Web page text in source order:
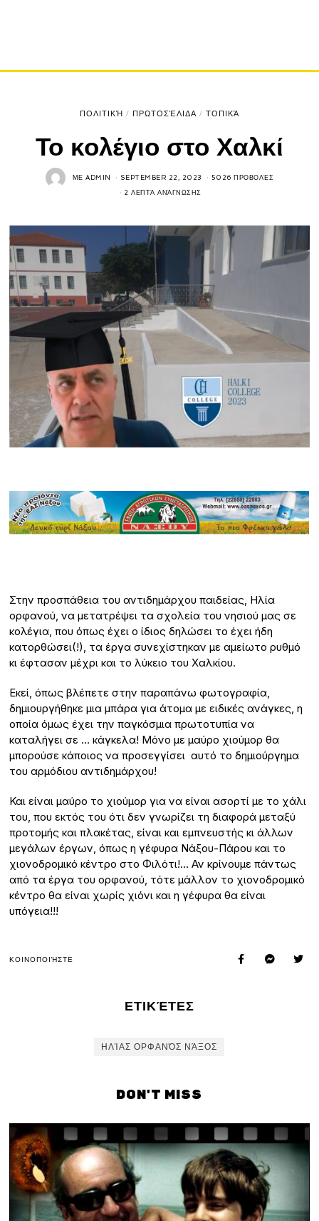
ΠΟΛΙΤΙΚΉ / ΠΡΩΤΟΣΈΛΙΔΑ / ΤΟΠΙΚΆ
Το κολέγιο στο Χαλκί
ΜΕADMIN SEPTEMBER 22, 2023 5026 ΠΡΟΒΟΛΈΣ
2 ΛΕΠΤΆ ΑΝΆΓΝΩΣΗΣ
Στην προσπάθεια του αντιδημάρχου παιδείας, Ηλία
ορφανού, να μετατρέψει τα σχολεία του νησιού μας σε
κολέγια, που όπως έχει ο ίδιος δηλώσει το έχει ήδη
κατορθώσει(!), τα έργα συνεχίστηκαν με αμείωτο ρυθμό
κι έφτασαν μέχρι και το λύκειο του Χαλκίου.
Εκεί, όπως βλέπετε στην παραπάνω φωτογραφία,
δημιουργήθηκε μια μπάρα για άτομα με ειδικές ανάγκες, η
οποία όμως έχει την παγκόσμια πρωτοτυπία να
καταλήγει σε … κάγκελα! Μόνο με μαύρο χιούμορ θα
μπορούσε κάποιος να προσεγγίσει αυτό το δημιούργημα
του αρμόδιου αντιδημάρχου!
Και είναι μαύρο το χιούμορ για να είναι ασορτί με το χάλι
του, που εκτός του ότι δεν γνωρίζει τη διαφορά μεταξύ
προτομής και πλακέτας, είναι και εμπνευστής κι άλλων
μεγάλων έργων, όπως η γέφυρα Νάξου-Πάρου και το
χιονοδρομικό κέντρο στο Φιλότι!… Αν κρίνουμε πάντως
από τα έργα του ορφανού, τότε μάλλον το χιονοδρομικό
κέντρο θα είναι χωρίς χιόνι και η γέφυρα θα είναι
υπόγεια!!!
ΚΟΙΝΟΠΟΙΉΣΤΕ
ΕΤΙΚΈΤΕΣ
ΗΛΊΑΣ ΟΡΦΑΝΌΣ ΝΆΞΟΣ
DON'T MISS